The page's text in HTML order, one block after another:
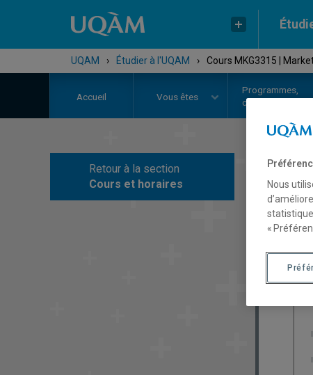
UQAM › Étudier à l'UQAM › Cours MKG3315 |
Accueil Vous êtes
Programmes,
cours et
Retour à la section
Cours et horaires
Nous
«